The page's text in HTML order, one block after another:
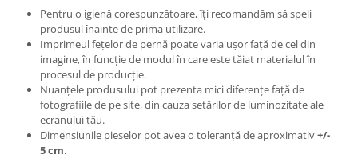
Pentru o igienă corespunzătoare, îți recomandăm să speli
produsul înainte de prima utilizare.
Imprimeul fețelor de pernă poate varia ușor față de cel din
imagine, în funcție de modul în care este tăiat materialul în
procesul de producție.
Nuanțele produsului pot prezenta mici diferențe față de
fotografiile de pe site, din cauza setărilor de luminozitate ale
ecranului tău.
Dimensiunile pieselor pot avea o toleranță de aproximativ+/-
5 cm.